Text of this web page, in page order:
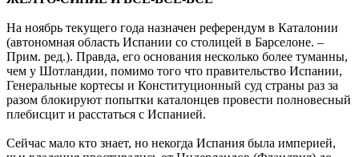
На ноябрь текущего года назначен референдум в Каталонии
(автономная область Испании со столицей в Барселоне. –
Прим. ред.). Правда, его основания несколько более туманны,
чем у Шотландии, помимо того что правительство Испании,
Генеральные кортесы и Конституционный суд страны раз за
разом блокируют попытки каталонцев провести полновесный
плебисцит и расстаться с Испанией.
Сейчас мало кто знает, но некогда Испания была империей,